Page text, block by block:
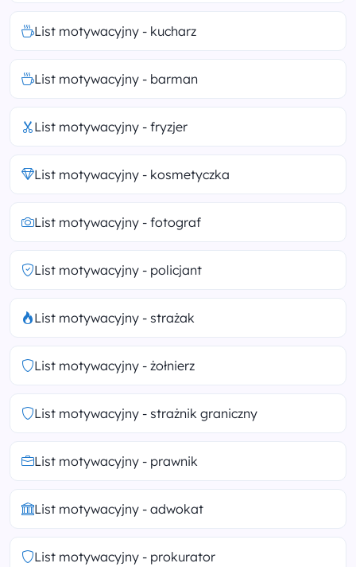
List motywacyjny - kucharz
List motywacyjny - barman
List motywacyjny - fryzjer
List motywacyjny - kosmetyczka
List motywacyjny - fotograf
List motywacyjny - policjant
List motywacyjny - strażak
List motywacyjny - żołnierz
List motywacyjny - strażnik graniczny
List motywacyjny - prawnik
List motywacyjny - adwokat
List motywacyjny - prokurator